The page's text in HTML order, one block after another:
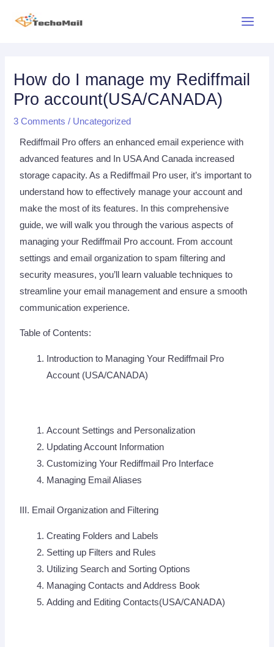
How do I manage my Rediffmail
Pro account(USA/CANADA)
3 Comments / Uncategorized
Rediffmail Pro offers an enhanced email experience with
advanced features and In USA And Canada increased
storage capacity. As a Rediffmail Pro user, it’s important to
understand how to effectively manage your account and
make the most of its features. In this comprehensive
guide, we will walk you through the various aspects of
managing your Rediffmail Pro account. From account
settings and email organization to spam filtering and
security measures, you’ll learn valuable techniques to
streamline your email management and ensure a smooth
communication experience.
Table of Contents:
Introduction to Managing Your Rediffmail Pro
Account (USA/CANADA)
Account Settings and Personalization
Updating Account Information
Customizing Your Rediffmail Pro Interface
Managing Email Aliases
III. Email Organization and Filtering
Creating Folders and Labels
Setting up Filters and Rules
Utilizing Search and Sorting Options
Managing Contacts and Address Book
Adding and Editing Contacts(USA/CANADA)